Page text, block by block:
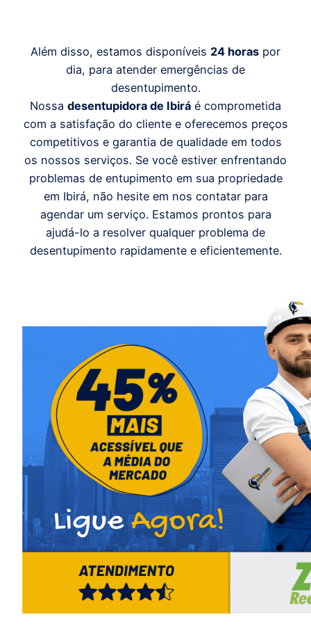
Além disso, estamos disponíveis 24 horas por
dia, para atender emergências de
desentupimento.
Nossa desentupidora de Ibirá é comprometida
com a satisfação do cliente e oferecemos preços
competitivos e garantia de qualidade em todos
os nossos serviços. Se você estiver enfrentando
problemas de entupimento em sua propriedade
em Ibirá, não hesite em nos contatar para
agendar um serviço. Estamos prontos para
ajudá-lo a resolver qualquer problema de
desentupimento rapidamente e eficientemente.